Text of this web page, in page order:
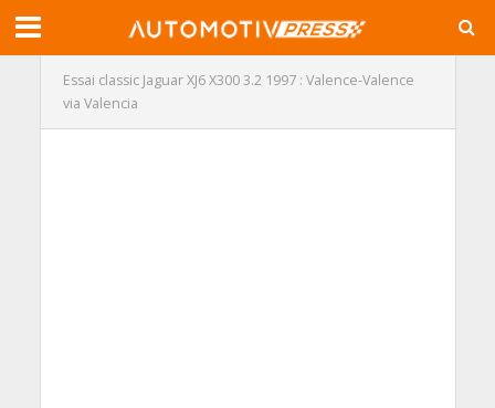
Essai classic Jaguar XJ6 X300 3.2 1997 : Valence-Valence
via Valencia